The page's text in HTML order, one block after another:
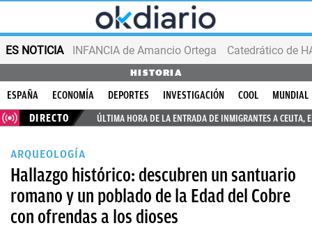
ES NOTICIA INFANCIA de Amancio Ortega
HISTORIA
ESPAÑA ECONOMÍA DEPORTES INVESTIGACIÓN COOL
MUNDIAL
DIRECTO
ÚLTIMA HORA DE LA ENTRADA DE INMIGRANTES A CEUTA,
ARQUEOLOGÍA
Hallazgo histórico: descubren un santuario
romano y un poblado de la Edad del Cobre
con ofrendas a los dioses